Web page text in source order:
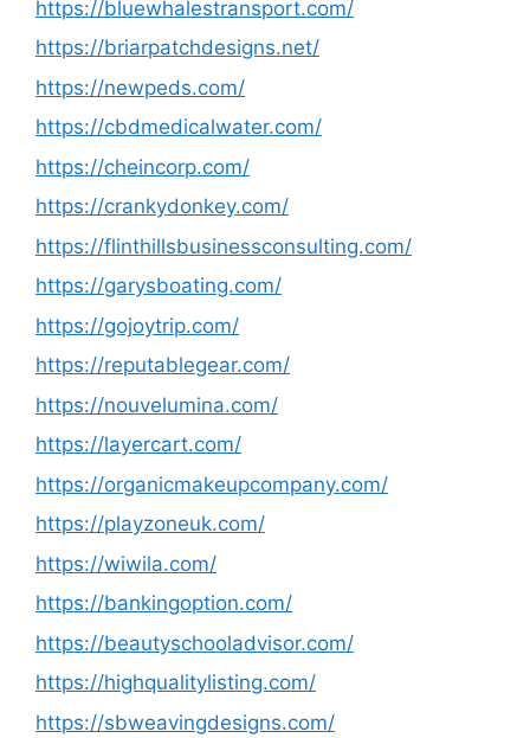
https://bluewhalestransport.com/
https://briarpatchdesigns.net/
https://newpeds.com/
https://cbdmedicalwater.com/
https://cheincorp.com/
https://crankydonkey.com/
https://flinthillsbusinessconsulting.com/
https://garysboating.com/
https://gojoytrip.com/
https://reputablegear.com/
https://nouvelumina.com/
https://layercart.com/
https://organicmakeupcompany.com/
https://playzoneuk.com/
https://wiwila.com/
https://bankingoption.com/
https://beautyschooladvisor.com/
https://highqualitylisting.com/
https://sbweavingdesigns.com/